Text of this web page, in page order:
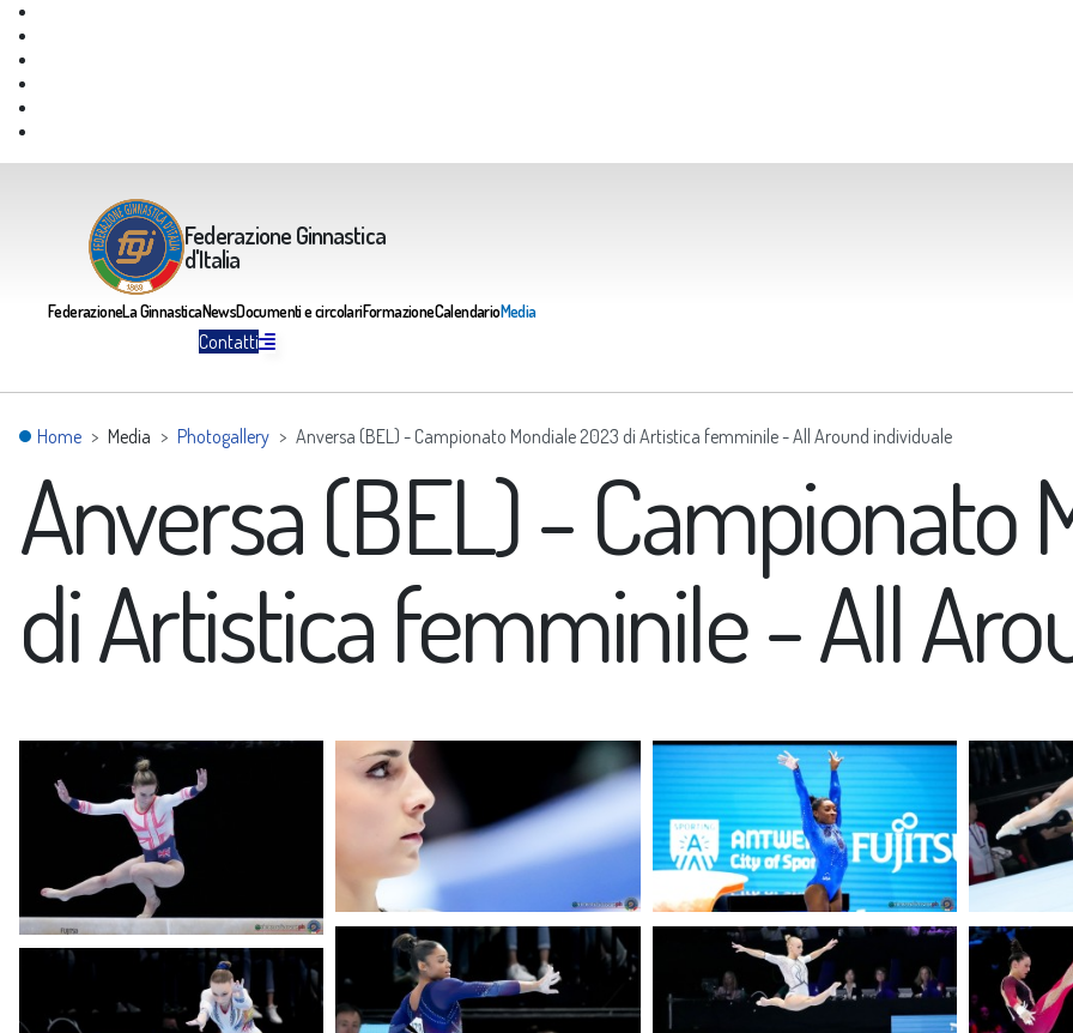
Federazione Ginnastica
d'Italia
FederazioneLa GinnasticaNewsDocumenti e circolariFormazioneCalendarioMedia
Contatti
Home Media Photogallery Anversa (BEL) - Campionato Mondiale 2023 di Artistica femminile - All Around individuale
Anversa (BEL) - Campionato
di Artistica femminile - All